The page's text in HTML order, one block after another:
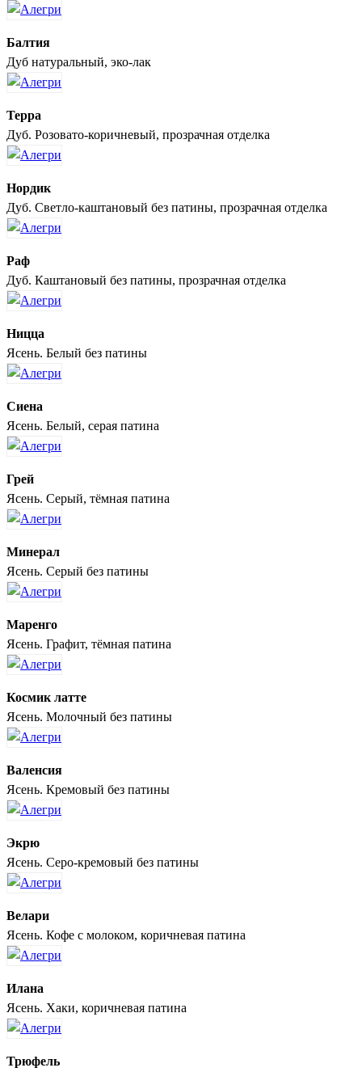
Балтия
Дуб натуральный, эко-лак
Терра
Дуб. Розовато-коричневый, прозрачная отделка
Нордик
Дуб. Светло-каштановый без патины, прозрачная отделка
Раф
Дуб. Каштановый без патины, прозрачная отделка
Ницца
Ясень. Белый без патины
Сиена
Ясень. Белый, серая патина
Грей
Ясень. Серый, тёмная патина
Минерал
Ясень. Серый без патины
Маренго
Ясень. Графит, тёмная патина
Космик латте
Ясень. Молочный без патины
Валенсия
Ясень. Кремовый без патины
Экрю
Ясень. Серо-кремовый без патины
Велари
Ясень. Кофе с молоком, коричневая патина
Илана
Ясень. Хаки, коричневая патина
Трюфель